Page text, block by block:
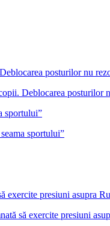
Deblocarea posturilor
sportului”
să exercite presiuni